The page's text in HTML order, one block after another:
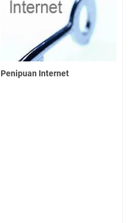
Penipuan Internet